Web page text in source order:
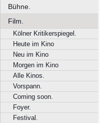
Bühne.
Film.
Kölner Kritikerspiegel.
Heute im Kino
Neu im Kino
Morgen im Kino
Alle Kinos.
Vorspann.
Coming soon.
Foyer.
Festival.